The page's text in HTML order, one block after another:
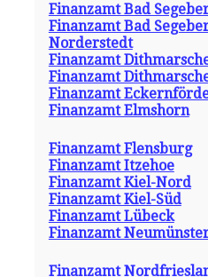
Finanzamt Bad
Finanzamt Bad
Norderstedt
Finanzamt
Finanzamt
Finanzamt
Finanzamt Elmshorn
Finanzamt Flensburg
Finanzamt Itzehoe
Finanzamt Kiel-Nord
Finanzamt Kiel-Süd
Finanzamt Lübeck
Finanzamt
Finanzamt